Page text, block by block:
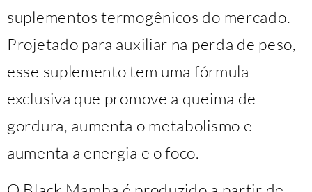
suplementos termogênicos do mercado.
Projetado para auxiliar na perda de peso,
esse suplemento tem uma fórmula
exclusiva que promove a queima de
gordura, aumenta o metabolismo e
aumenta a energia e o foco.